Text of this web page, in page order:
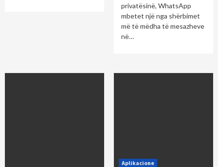
privatësinë, WhatsApp
mbetet një nga shërbimet
më të mëdha të mesazheve
në…
Aplikacione